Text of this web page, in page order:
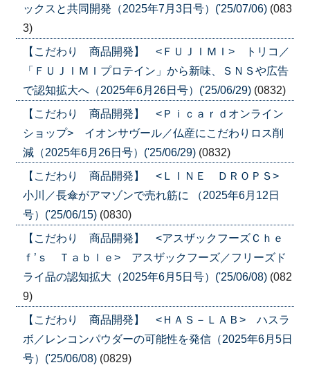
ックスと共同開発（2025年7月3日号）('25/07/06) (083
3)
【こだわり 商品開発】 <ＦＵＪＩＭＩ> トリコ／
「ＦＵＪＩＭＩプロテイン」から新味、ＳＮＳや広告
で認知拡大へ（2025年6月26日号）('25/06/29) (0832)
【こだわり 商品開発】 <Ｐｉｃａｒｄオンライン
ショップ> イオンサヴール／仏産にこだわりロス削
減（2025年6月26日号）('25/06/29) (0832)
【こだわり 商品開発】 <ＬＩＮＥ ＤＲＯＰＳ>
小川／長傘がアマゾンで売れ筋に （2025年6月12日
号）('25/06/15) (0830)
【こだわり 商品開発】 <アスザックフーズＣｈｅ
ｆ’ｓ Ｔａｂｌｅ> アスザックフーズ／フリーズド
ライ品の認知拡大（2025年6月5日号）('25/06/08) (082
9)
【こだわり 商品開発】 <ＨＡＳ－ＬＡＢ> ハスラ
ボ／レンコンパウダーの可能性を発信（2025年6月5日
号）('25/06/08) (0829)